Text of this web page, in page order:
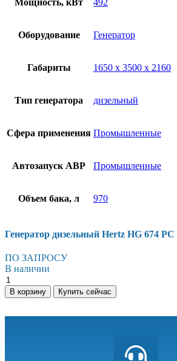
Мощность, кВт 492
Оборудование Генератор
Габариты 1650 x 3500 x 2160
Тип генератора дизельный
Сфера применения Промышленные
Автозапуск АВР Промышленные
Объем бака, л 970
Генератор дизельный Hertz HG 674 PC
ПО ЗАПРОСУ
В наличии
В корзину Купить сейчас